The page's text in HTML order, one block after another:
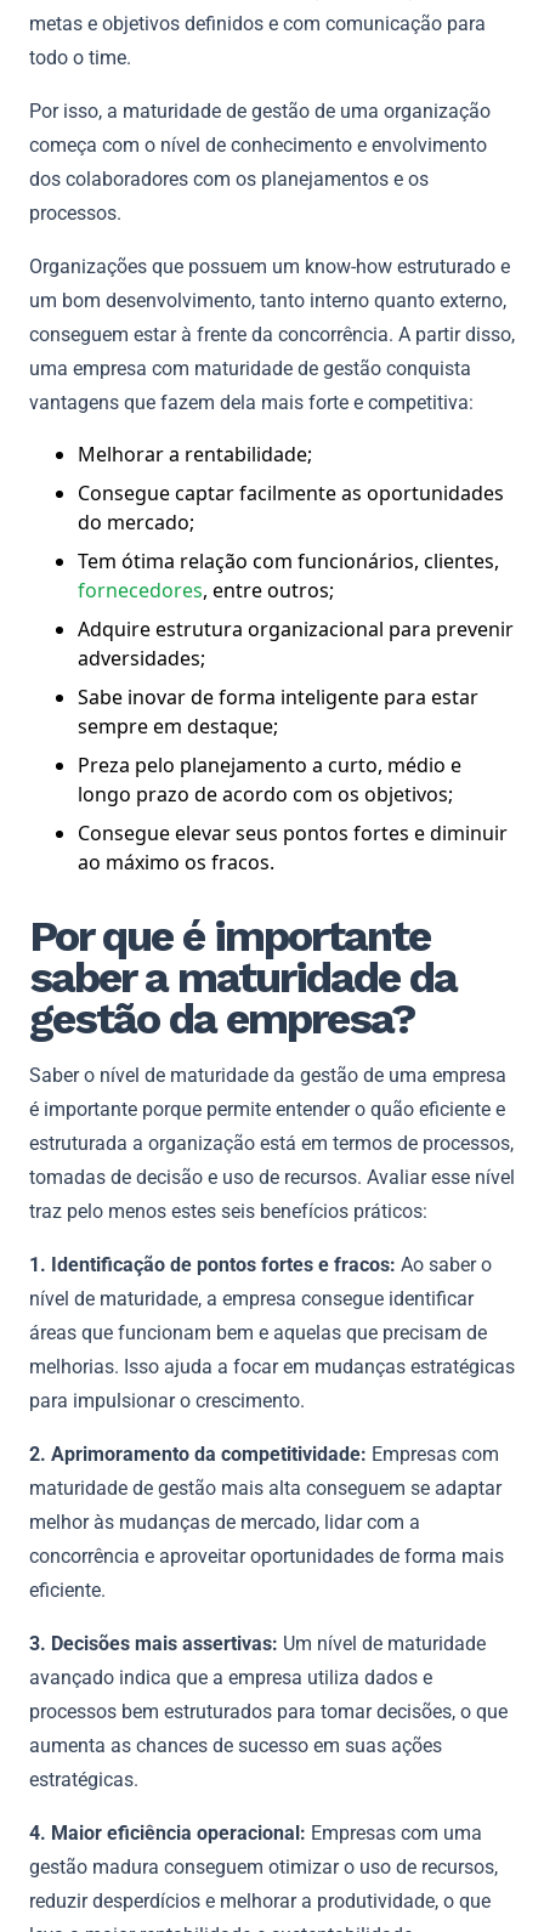
metas e objetivos definidos e com comunicação para
todo o time.
Por isso, a maturidade de gestão de uma organização
começa com o nível de conhecimento e envolvimento
dos colaboradores com os planejamentos e os
processos.
Organizações que possuem um know-how estruturado e
um bom desenvolvimento, tanto interno quanto externo,
conseguem estar à frente da concorrência. A partir disso,
uma empresa com maturidade de gestão conquista
vantagens que fazem dela mais forte e competitiva:
Melhorar a rentabilidade;
Consegue captar facilmente as oportunidades
do mercado;
Tem ótima relação com funcionários, clientes,
fornecedores, entre outros;
Adquire estrutura organizacional para prevenir
adversidades;
Sabe inovar de forma inteligente para estar
sempre em destaque;
Preza pelo planejamento a curto, médio e
longo prazo de acordo com os objetivos;
Consegue elevar seus pontos fortes e diminuir
ao máximo os fracos.
Por que é importante
saber a maturidade da
gestão da empresa?
Saber o nível de maturidade da gestão de uma empresa
é importante porque permite entender o quão eficiente e
estruturada a organização está em termos de processos,
tomadas de decisão e uso de recursos. Avaliar esse nível
traz pelo menos estes seis benefícios práticos:
1. Identificação de pontos fortes e fracos: Ao saber o
nível de maturidade, a empresa consegue identificar
áreas que funcionam bem e aquelas que precisam de
melhorias. Isso ajuda a focar em mudanças estratégicas
para impulsionar o crescimento.
2. Aprimoramento da competitividade: Empresas com
maturidade de gestão mais alta conseguem se adaptar
melhor às mudanças de mercado, lidar com a
concorrência e aproveitar oportunidades de forma mais
eficiente.
3. Decisões mais assertivas: Um nível de maturidade
avançado indica que a empresa utiliza dados e
processos bem estruturados para tomar decisões, o que
aumenta as chances de sucesso em suas ações
estratégicas.
4. Maior eficiência operacional: Empresas com uma
gestão madura conseguem otimizar o uso de recursos,
reduzir desperdícios e melhorar a produtividade, o que